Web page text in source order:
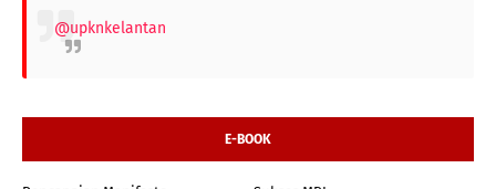
@upknkelantan
E-BOOK